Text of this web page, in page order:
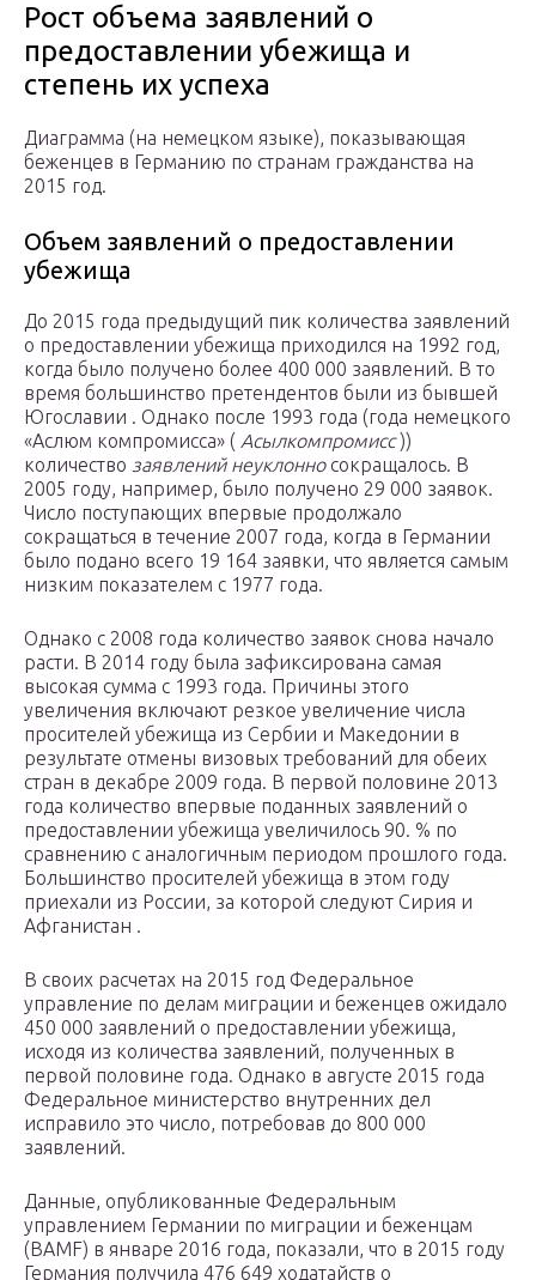
Рост объема заявлений о
предоставлении убежища и
степень их успеха
Диаграмма (на немецком языке), показывающая
беженцев в Германию по странам гражданства на
2015 год.
Объем заявлений о предоставлении
убежища
До 2015 года предыдущий пик количества заявлений
о предоставлении убежища приходился на 1992 год,
когда было получено более 400 000 заявлений. В то
время большинство претендентов были из бывшей
Югославии . Однако после 1993 года (года немецкого
«Аслюм компромисса» ( Асылкомпромисс))
количество заявлений неуклонносокращалось. В
2005 году, например, было получено 29 000 заявок.
Число поступающих впервые продолжало
сокращаться в течение 2007 года, когда в Германии
было подано всего 19 164 заявки, что является самым
низким показателем с 1977 года.
Однако с 2008 года количество заявок снова начало
расти. В 2014 году была зафиксирована самая
высокая сумма с 1993 года. Причины этого
увеличения включают резкое увеличение числа
просителей убежища из Сербии и Македонии в
результате отмены визовых требований для обеих
стран в декабре 2009 года. В первой половине 2013
года количество впервые поданных заявлений о
предоставлении убежища увеличилось 90. % по
сравнению с аналогичным периодом прошлого года.
Большинство просителей убежища в этом году
приехали из России, за которой следуют Сирия и
Афганистан .
В своих расчетах на 2015 год Федеральное
управление по делам миграции и беженцев ожидало
450 000 заявлений о предоставлении убежища,
исходя из количества заявлений, полученных в
первой половине года. Однако в августе 2015 года
Федеральное министерство внутренних дел
исправило это число, потребовав до 800 000
заявлений.
Данные, опубликованные Федеральным
управлением Германии по миграции и беженцам
(BAMF) в январе 2016 года, показали, что в 2015 году
Германия получила 476 649 ходатайств о